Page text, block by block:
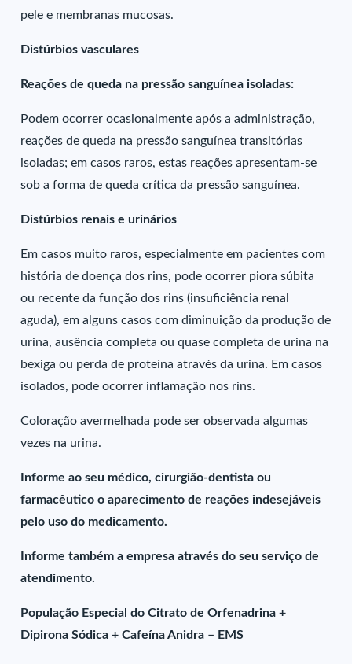
pele e membranas mucosas.
Distúrbios vasculares
Reações de queda na pressão sanguínea isoladas:
Podem ocorrer ocasionalmente após a administração,
reações de queda na pressão sanguínea transitórias
isoladas; em casos raros, estas reações apresentam-se
sob a forma de queda crítica da pressão sanguínea.
Distúrbios renais e urinários
Em casos muito raros, especialmente em pacientes com
história de doença dos rins, pode ocorrer piora súbita
ou recente da função dos rins (insuficiência renal
aguda), em alguns casos com diminuição da produção de
urina, ausência completa ou quase completa de urina na
bexiga ou perda de proteína através da urina. Em casos
isolados, pode ocorrer inflamação nos rins.
Coloração avermelhada pode ser observada algumas
vezes na urina.
Informe ao seu médico, cirurgião-dentista ou
farmacêutico o aparecimento de reações indesejáveis
pelo uso do medicamento.
Informe também a empresa através do seu serviço de
atendimento.
População Especial do Citrato de Orfenadrina +
Dipirona Sódica + Cafeína Anidra – EMS